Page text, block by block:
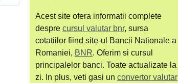
Acest site ofera informatii complete
despre cursul valutar bnr, sursa
cotatiilor fiind site-ul Bancii Nationale a
Romaniei, BNR. Oferim si cursul
principalelor banci. Toate actualizate la
zi. In plus, veti gasi un convertor valutar